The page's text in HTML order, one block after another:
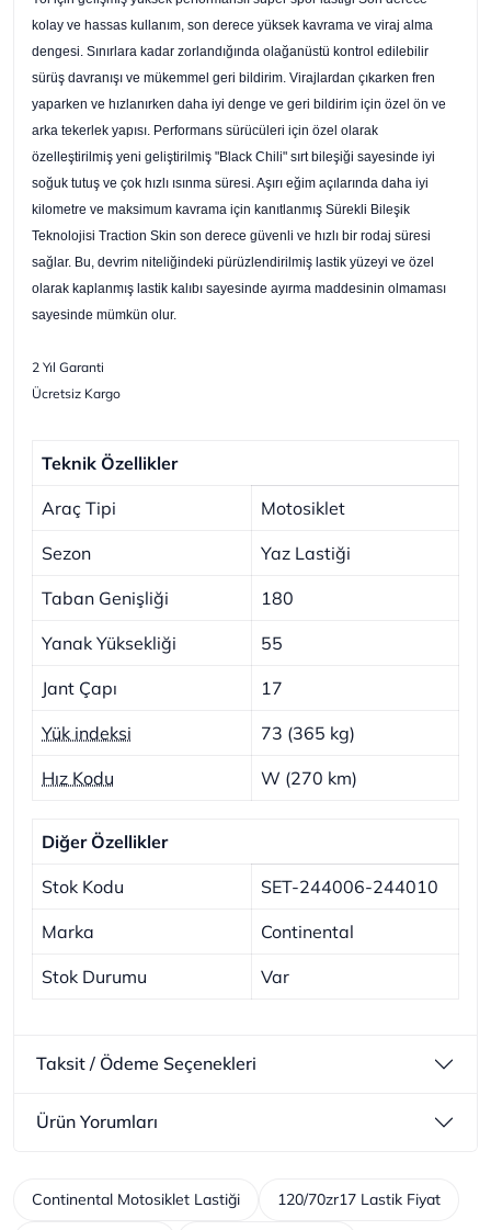
kolay ve hassas kullanım, son derece yüksek kavrama ve viraj alma
dengesi. Sınırlara kadar zorlandığında olağanüstü kontrol edilebilir
sürüş davranışı ve mükemmel geri bildirim. Virajlardan çıkarken fren
yaparken ve hızlanırken daha iyi denge ve geri bildirim için özel ön ve
arka tekerlek yapısı. Performans sürücüleri için özel olarak
özelleştirilmiş yeni geliştirilmiş "Black Chili" sırt bileşiği sayesinde iyi
soğuk tutuş ve çok hızlı ısınma süresi. Aşırı eğim açılarında daha iyi
kilometre ve maksimum kavrama için kanıtlanmış Sürekli Bileşik
Teknolojisi Traction Skin son derece güvenli ve hızlı bir rodaj süresi
sağlar. Bu, devrim niteliğindeki pürüzlendirilmiş lastik yüzeyi ve özel
olarak kaplanmış lastik kalıbı sayesinde ayırma maddesinin olmaması
sayesinde mümkün olur.
2 Yıl Garanti
Ücretsiz Kargo
Teknik Özellikler
Araç Tipi Motosiklet
Sezon Yaz Lastiği
Taban Genişliği 180
Yanak Yüksekliği 55
Jant Çapı 17
Yük indeksi 73 (365 kg)
Hız Kodu W (270 km)
Diğer Özellikler
Stok Kodu SET-244006-244010
Marka Continental
Stok Durumu Var
Taksit / Ödeme Seçenekleri
Ürün Yorumları
Continental Motosiklet Lastiği 120/70zr17 Lastik Fiyat